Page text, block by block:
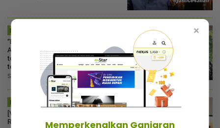
MSTAR | HIBURAN
“Datuk M. Nasir hanya bergurau“ -
Aliff Aziz ulas gelaran aktor kedua
terkacak, rezeki pertama kali buat
teater
Sabtu, 8 Ogos 2026 3:30 PM
MSTAR | HIBURAN
[V] “Macam tak rasa bersalah“ -
Ruhainies ambil tindakan, vendor
×
Memperkenalkan Ganjaran